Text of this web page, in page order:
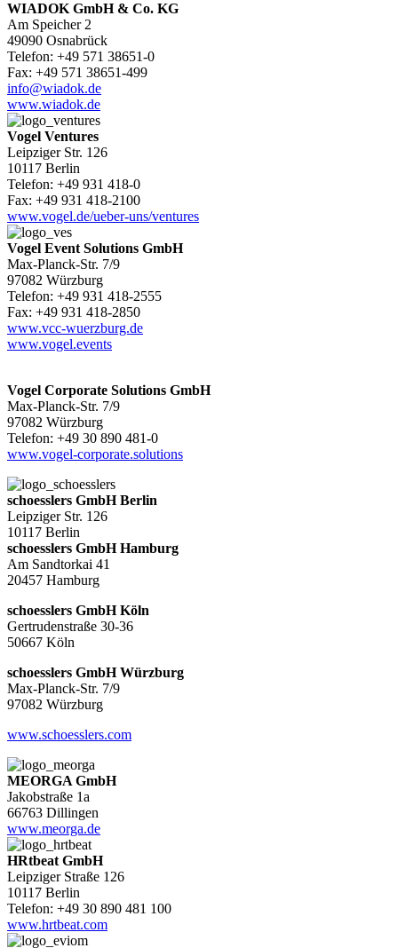
WIADOK GmbH & Co. KG
Am Speicher 2
49090 Osnabrück
Telefon: +49 571 38651-0
Fax: +49 571 38651-499
info@wiadok.de
www.wiadok.de
Vogel Ventures
Leipziger Str. 126
10117 Berlin
Telefon: +49 931 418-0
Fax: +49 931 418-2100
www.vogel.de/ueber-uns/ventures
Vogel Event Solutions GmbH
Max-Planck-Str. 7/9
97082 Würzburg
Telefon: +49 931 418-2555
Fax: +49 931 418-2850
www.vcc-wuerzburg.de
www.vogel.events
Vogel Corporate Solutions GmbH
Max-Planck-Str. 7/9
97082 Würzburg
Telefon: +49 30 890 481-0
www.vogel-corporate.solutions
schoesslers GmbH Berlin
Leipziger Str. 126
10117 Berlin
schoesslers GmbH Hamburg
Am Sandtorkai 41
20457 Hamburg
schoesslers GmbH Köln
Gertrudenstraße 30-36
50667 Köln
schoesslers GmbH Würzburg
Max-Planck-Str. 7/9
97082 Würzburg
www.schoesslers.com
MEORGA GmbH
Jakobstraße 1a
66763 Dillingen
www.meorga.de
HRtbeat GmbH
Leipziger Straße 126
10117 Berlin
Telefon: +49 30 890 481 100
www.hrtbeat.com